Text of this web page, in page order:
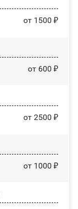
от 1500 ₽
от 600 ₽
от 2500 ₽
от 1000 ₽